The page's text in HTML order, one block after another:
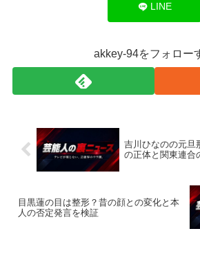
LINE
akkey-94をフォロー
吉川ひなのの元旦
の正体と関東連合
目黒蓮の目は整形？昔の顔との変化と本
人の否定発言を検証